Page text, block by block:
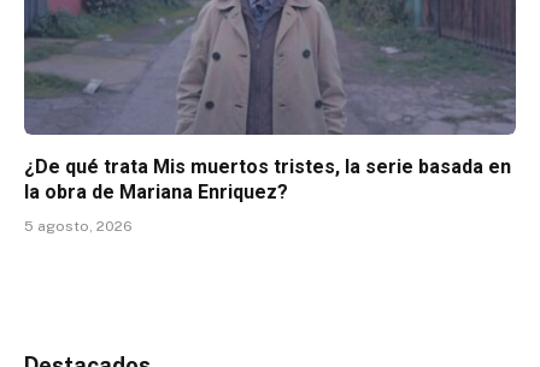
¿De qué trata Mis muertos tristes, la serie basada en
la obra de Mariana Enriquez?
5 agosto, 2026